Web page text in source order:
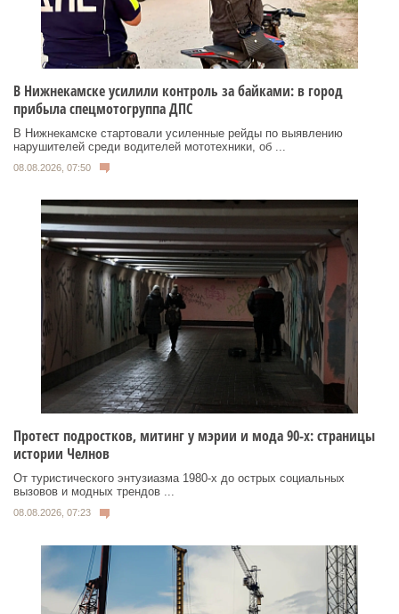
В Нижнекамске усилили контроль за байками: в город
прибыла спецмотогруппа ДПС
В Нижнекамске стартовали усиленные рейды по выявлению
нарушителей среди водителей мототехники, об ...
08.08.2026, 07:50
Протест подростков, митинг у мэрии и мода 90-х: страницы
истории Челнов
От туристического энтузиазма 1980‑х до острых социальных
вызовов и модных трендов ...
08.08.2026, 07:23